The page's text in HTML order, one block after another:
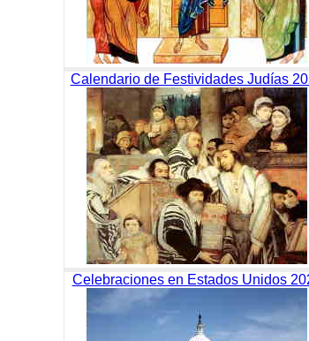
Calendario de Festividades Judías
Celebraciones en Estados Unidos